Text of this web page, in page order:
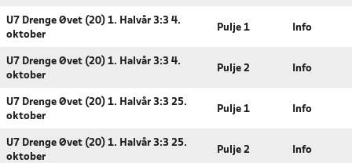
U7 Drenge Øvet (20) 1. Halvår 3:3 4.
oktober
Pulje 1 Info
U7 Drenge Øvet (20) 1. Halvår 3:3 4.
oktober
Pulje 2 Info
U7 Drenge Øvet (20) 1. Halvår 3:3 25.
oktober
Pulje 1 Info
U7 Drenge Øvet (20) 1. Halvår 3:3 25.
oktober
Pulje 2 Info